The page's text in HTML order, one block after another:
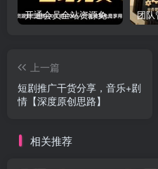
开通会员全站资源免费下载 开通VIP会员 HY资源库
上一篇
短剧推广干货分享，音乐+剧
情【深度原创思路】
相关推荐